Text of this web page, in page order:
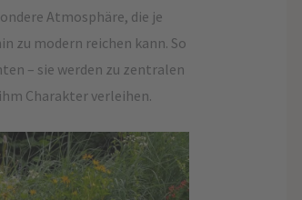
Atmosphäre, die je
zu modern reichen kann. So
– sie werden zu zentralen
Charakter verleihen.